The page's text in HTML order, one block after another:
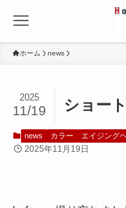
ホーム news
ショー
2025
11/19
news カラー エイジング
2025年11月19日